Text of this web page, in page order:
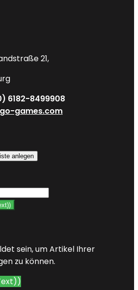
21,
6182-8499908
games.com
anlegen
sein, um Artikel Ihrer
zu können.